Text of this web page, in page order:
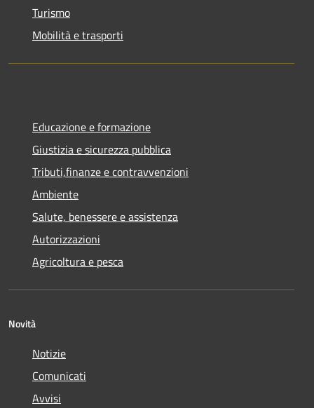
Turismo
Mobilità e trasporti
Educazione e formazione
Giustizia e sicurezza pubblica
Tributi,finanze e contravvenzioni
Ambiente
Salute, benessere e assistenza
Autorizzazioni
Agricoltura e pesca
Novità
Notizie
Comunicati
Avvisi